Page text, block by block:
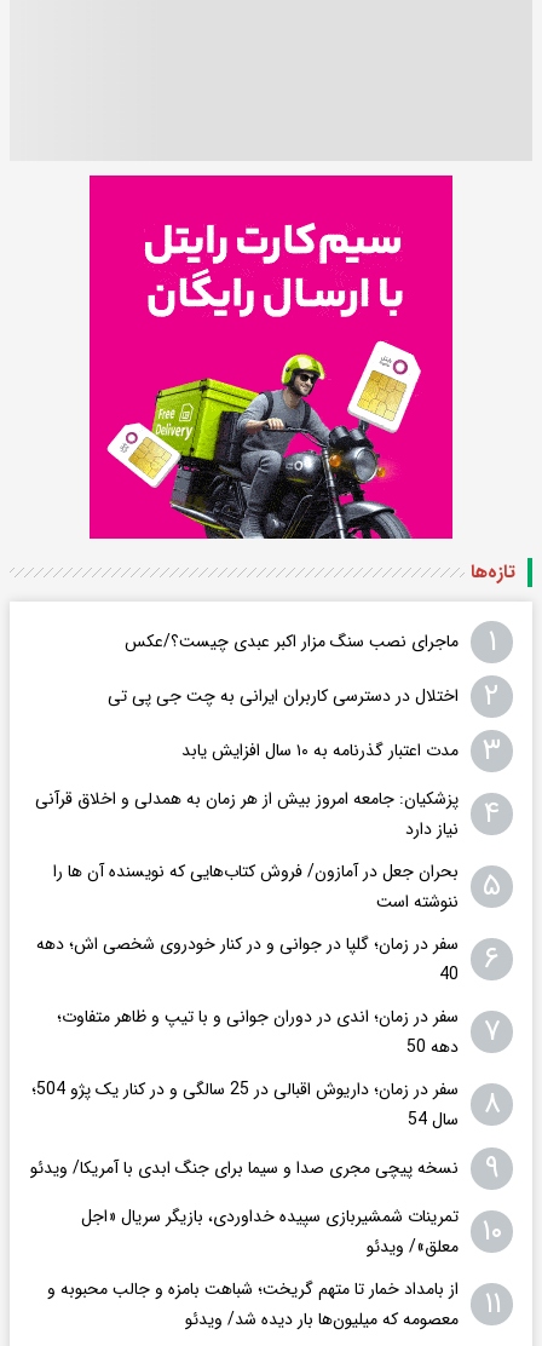
تازه‌ها
۱ ماجرای نصب سنگ مزار اکبر عبدی چیست؟/عکس
۲ اختلال در دسترسی کاربران ایرانی به چت جی پی تی
۳ مدت اعتبار گذرنامه به ۱۰ سال افزایش یابد
۴
پزشکیان: جامعه امروز بیش از هر زمان به همدلی و اخلاق قرآنی
نیاز دارد
۵
بحران جعل در آمازون/ فروش کتاب‌هایی که نویسنده آن ها را
ننوشته است
۶
سفر در زمان؛ گلپا در جوانی و در کنار خودروی شخصی اش؛ دهه
40
۷
سفر در زمان؛ اندی در دوران جوانی و با تیپ و ظاهر متفاوت؛
دهه 50
۸
سفر در زمان؛ داریوش اقبالی در 25 سالگی و در کنار یک پژو 504؛
سال 54
۹ نسخه پیچی مجری صدا و سیما برای جنگ ابدی با آمریکا/ ویدئو
۱۰
تمرینات شمشیربازی سپیده خداوردی، بازیگر سریال «اجل
معلق»/ ویدئو
۱۱
از بامداد خمار تا متهم گریخت؛ شباهت بامزه و جالب محبوبه و
معصومه که میلیون‌ها بار دیده شد/ ویدئو